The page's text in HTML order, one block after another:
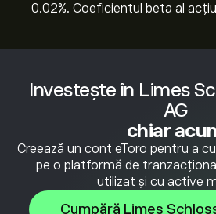
Investește în Limes
AG
chiar
Creează un cont eToro pentru a
pe o platformă de
utilizat și cu active
Cumpără Limes
0.02%. Coeficientul beta al